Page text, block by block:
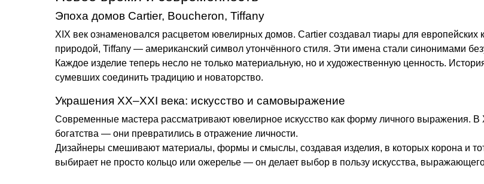
Эпоха домов Cartier, Boucheron, Tiffany
XIX век ознаменовался расцветом ювелирных домов. Cartier создавал тиары для
природой, Tiffany — американский символ утончённого стиля. Эти имена стали синонимами
Каждое изделие теперь несло не только материальную, но и художественную ценность.
сумевших соединить традицию и новаторство.
Украшения XX–XXI века: искусство и самовыражение
Современные мастера рассматривают ювелирное искусство как форму личного выражения. В
богатства — они превратились в отражение личности.
Дизайнеры смешивают материалы, формы и смыслы, создавая изделия, в которых корона и
выбирает не просто кольцо или ожерелье — он делает выбор в пользу искусства,